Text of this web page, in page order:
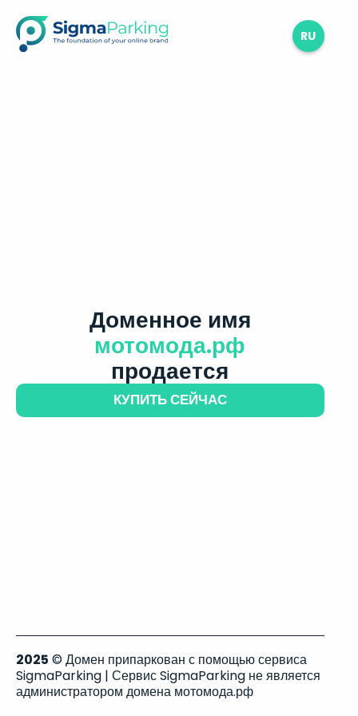
RU
Доменное имя
мотомода.рф
продается
КУПИТЬ СЕЙЧАС
2025 © Домен припаркован с помощью сервиса
SigmaParking | Сервис SigmaParking не является
администратором домена мотомода.рф